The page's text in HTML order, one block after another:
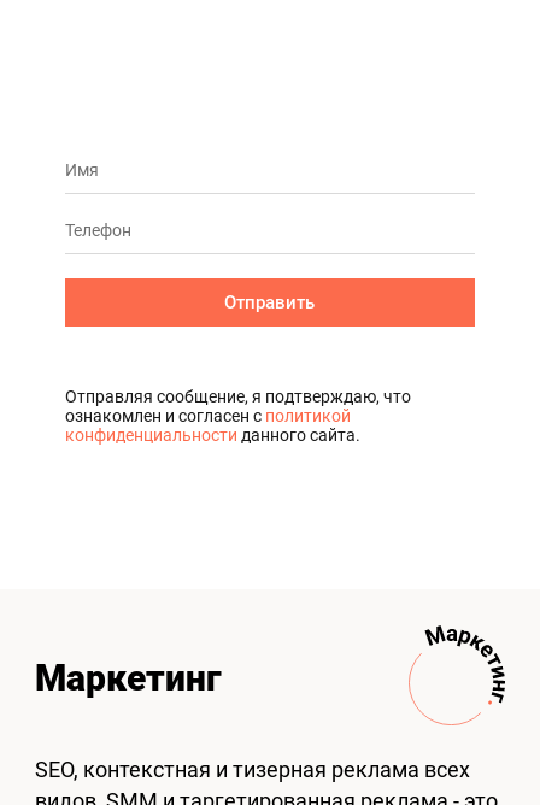
Отправить
Отправляя сообщение, я подтверждаю, что
ознакомлен и согласен с политикой
конфиденциальности данного сайта.
Маркетинг
SEO, контекстная и тизерная реклама всех